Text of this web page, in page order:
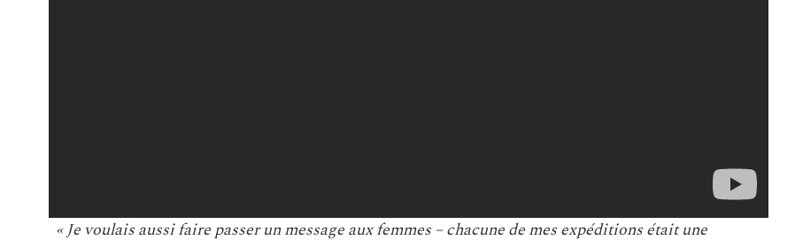
« Je voulais aussi faire passer un message aux femmes – chacune de mes expéditions était une